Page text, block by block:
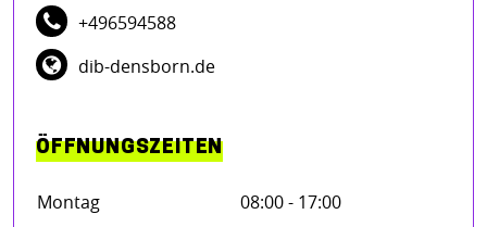
+496594588
dib-densborn.de
ÖFFNUNGSZEITEN
Montag
08:00 - 17:00